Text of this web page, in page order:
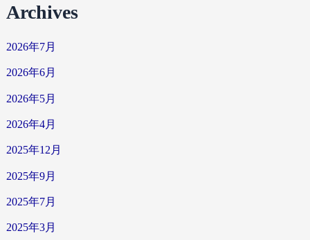
Archives
2026年7月
2026年6月
2026年5月
2026年4月
2025年12月
2025年9月
2025年7月
2025年3月